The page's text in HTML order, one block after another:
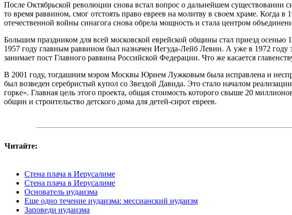
После Октябрьской революции снова встал вопрос о дальнейшем существовании
то время раввином, смог отстоять право евреев на молитву в своем храме.
отечественной войны синагога снова обрела мощность и стала центром
Большим праздником для всей московской еврейской общины стал приезд осенью
1957 году главным раввином был назначен Иегуда-Лейб Левин. А уже в 1972
занимает пост Главного раввина Российской Федерации. Что же касается
В 2001 году, тогдашним мэром Москвы Юрием Лужковым была исправлена и
был возведен серебристый купол со Звездой Давида. Это стало началом
горке». Главная цель этого проекта, общая стоимость которого свыше 20
общин и строительство детского дома для детей-сирот евреев.
Читайте:
Стена плача в Иерусалиме
Стена плача в Иерусалиме
Основатель иудаизма
Еще одно течение иудаизма: мессианский иудаизм
Заповеди иудаизма